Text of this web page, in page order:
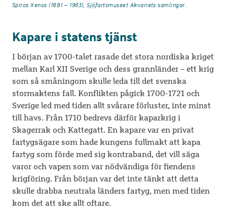
Spiros Xenos (1881 – 1963), Sjöfartsmuseet Akvariets samlingar.
Kapare i statens tjänst
I början av 1700-talet rasade det stora nordiska kriget
mellan Karl XII Sverige och dess grannländer – ett krig
som så småningom skulle leda till det svenska
stormaktens fall. Konflikten pågick 1700-1721 och
Sverige led med tiden allt svårare förluster, inte minst
till havs. Från 1710 bedrevs därför kaparkrig i
Skagerrak och Kattegatt. En kapare var en privat
fartygsägare som hade kungens fullmakt att kapa
fartyg som förde med sig kontraband, det vill säga
varor och vapen som var nödvändiga för fiendens
krigföring. Från början var det inte tänkt att detta
skulle drabba neutrala länders fartyg, men med tiden
kom det att ske allt oftare.